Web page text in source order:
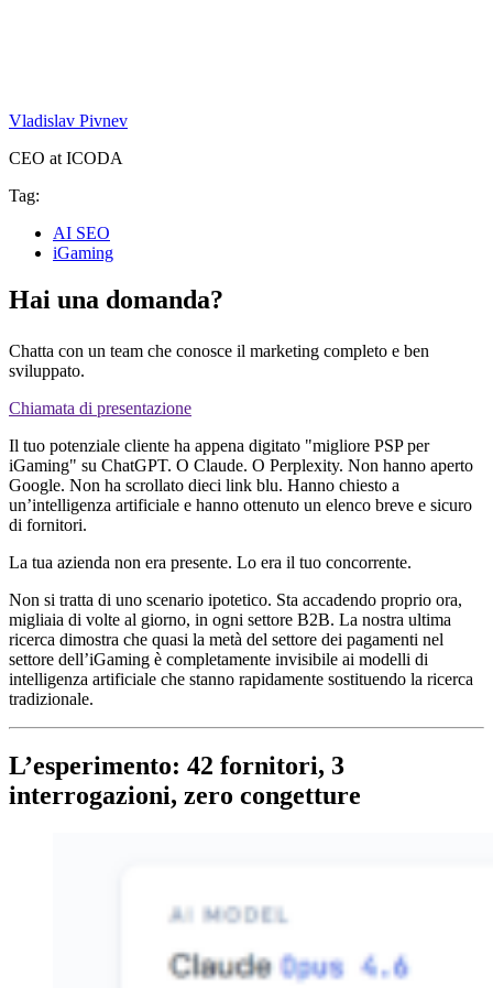
Vladislav Pivnev
CEO at ICODA
Tag:
AI SEO
iGaming
Hai una domanda?
Chatta con un team che conosce il marketing completo e ben
sviluppato.
Chiamata di presentazione
Il tuo potenziale cliente ha appena digitato "migliore PSP per
iGaming" su ChatGPT. O Claude. O Perplexity. Non hanno aperto
Google. Non ha scrollato dieci link blu. Hanno chiesto a
un’intelligenza artificiale e hanno ottenuto un elenco breve e sicuro
di fornitori.
La tua azienda non era presente. Lo era il tuo concorrente.
Non si tratta di uno scenario ipotetico. Sta accadendo proprio ora,
migliaia di volte al giorno, in ogni settore B2B. La nostra ultima
ricerca dimostra che quasi la metà del settore dei pagamenti nel
settore dell’iGaming è completamente invisibile ai modelli di
intelligenza artificiale che stanno rapidamente sostituendo la ricerca
tradizionale.
L’esperimento: 42 fornitori, 3
interrogazioni, zero congetture